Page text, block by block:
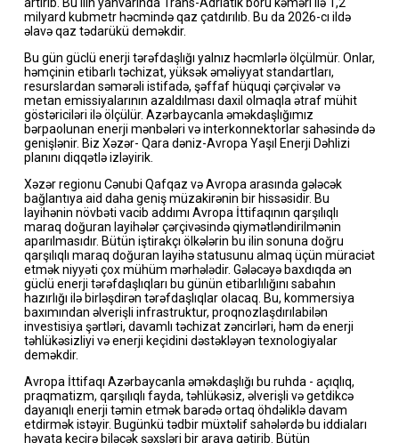
milyard kubmetr həcmində qaz çatdırılıb. Bu da 2026-cı ildə
əlavə qaz tədarükü deməkdir.
Bu gün güclü enerji tərəfdaşlığı yalnız həcmlərlə ölçülmür. Onlar,
həmçinin etibarlı təchizat, yüksək əməliyyat standartları,
resurslardan səmərəli istifadə, şəffaf hüquqi çərçivələr və
metan emissiyalarının azaldılması daxil olmaqla ətraf mühit
göstəriciləri ilə ölçülür. Azərbaycanla əməkdaşlığımız
bərpaolunan enerji mənbələri və interkonnektorlar sahəsində də
genişlənir. Biz Xəzər- Qara dəniz-Avropa Yaşıl Enerji Dəhlizi
planını diqqətlə izləyirik.
Xəzər regionu Cənubi Qafqaz və Avropa arasında gələcək
bağlantıya aid daha geniş müzakirənin bir hissəsidir. Bu
layihənin növbəti vacib addımı Avropa İttifaqının qarşılıqlı
maraq doğuran layihələr çərçivəsində qiymətləndirilmənin
aparılmasıdır. Bütün iştirakçı ölkələrin bu ilin sonuna doğru
qarşılıqlı maraq doğuran layihə statusunu almaq üçün müraciət
etmək niyyəti çox mühüm mərhələdir. Gələcəyə baxdıqda ən
güclü enerji tərəfdaşlıqları bu günün etibarlılığını sabahın
hazırlığı ilə birləşdirən tərəfdaşlıqlar olacaq. Bu, kommersiya
baxımından əlverişli infrastruktur, proqnozlaşdırılabilən
investisiya şərtləri, davamlı təchizat zəncirləri, həm də enerji
təhlükəsizliyi və enerji keçidini dəstəkləyən texnologiyalar
deməkdir.
Avropa İttifaqı Azərbaycanla əməkdaşlığı bu ruhda - açıqlıq,
praqmatizm, qarşılıqlı fayda, təhlükəsiz, əlverişli və getdikcə
dayanıqlı enerji təmin etmək barədə ortaq öhdəliklə davam
etdirmək istəyir. Bugünkü tədbir müxtəlif sahələrdə bu iddiaları
həyata keçirə biləcək şəxsləri bir araya gətirib. Bütün